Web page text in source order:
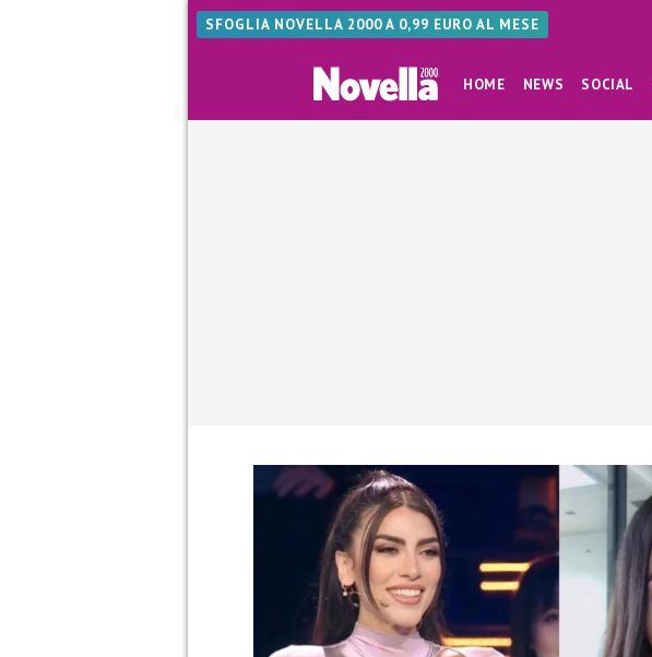
SFOGLIA NOVELLA 2000 A 0,99 EURO AL MESE
HOME NEWS SOCIAL